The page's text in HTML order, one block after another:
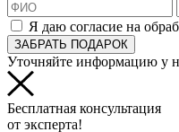
Я даю согласие на
ЗАБРАТЬ ПОДАРОК
Уточняйте информацию у
Бесплатная консультация
от эксперта!